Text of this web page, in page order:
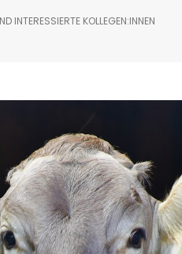
INTERESSIERTE KOLLEGEN:INNEN